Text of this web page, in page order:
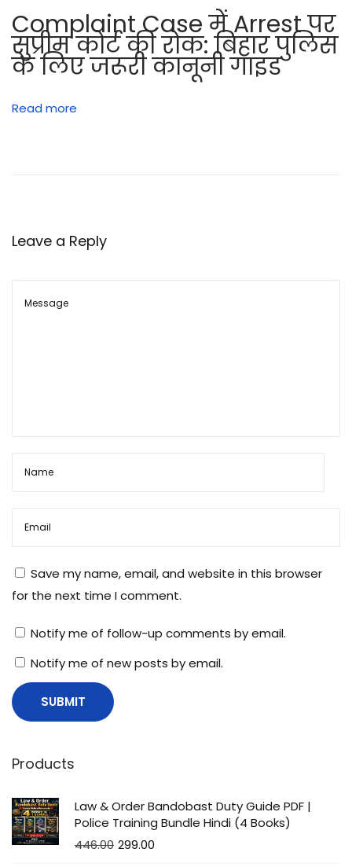
Complaint Case में Arrest पर
सुप्रीम कोर्ट की रोक: बिहार पुलिस
के लिए जरूरी कानूनी गाइड
Read more
Leave a Reply
Save my name, email, and website in this browser
for the next time I comment.
Notify me of follow-up comments by email.
Notify me of new posts by email.
Products
Law & Order Bandobast Duty Guide PDF |
Police Training Bundle Hindi (4 Books)
446.00 299.00